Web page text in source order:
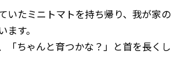
いたミニトマトを持ち帰り、我が家の
す。
「ちゃんと育つかな？」と首を長くし